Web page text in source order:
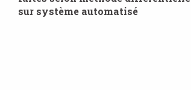
sur système automatisé